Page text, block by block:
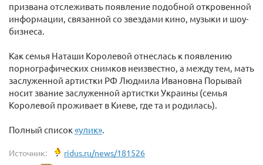
призвана отслеживать появление подобной откровенной
информации, связанной со звездами кино, музыки и шоу-
бизнеса.
Как семья Наташи Королевой отнеслась к появлению
порнографических снимков неизвестно, а между тем, мать
заслуженной артистки РФ Людмила Ивановна Порывай
носит звание заслуженной артистки Украины (семья
Королевой проживает в Киеве, где та и родилась).
Полный список«улик».
Источник: ridus.ru/news/181526